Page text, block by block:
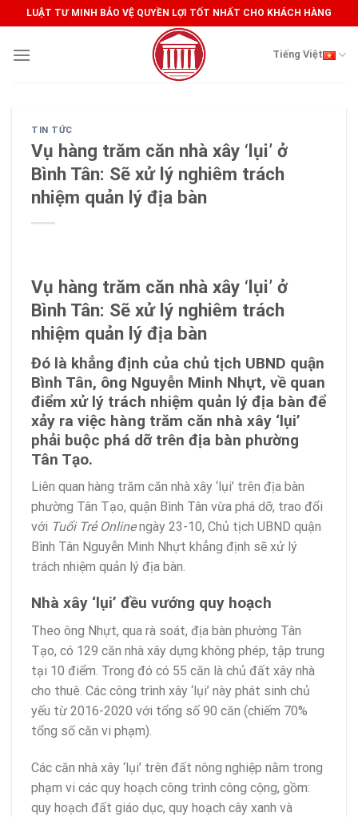
to
content
LUẬT TƯ MINH BẢO VỆ QUYỀN LỢI TỐT NHẤT CHO KHÁCH HÀNG
Tiếng Việt
TIN TỨC
Vụ hàng trăm căn nhà xây ‘lụi’ ở
Bình Tân: Sẽ xử lý nghiêm trách
nhiệm quản lý địa bàn
Vụ hàng trăm căn nhà xây ‘lụi’ ở
Bình Tân: Sẽ xử lý nghiêm trách
nhiệm quản lý địa bàn
Đó là khẳng định của chủ tịch UBND quận
Bình Tân, ông Nguyễn Minh Nhựt, về quan
điểm xử lý trách nhiệm quản lý địa bàn để
xảy ra việc hàng trăm căn nhà xây ‘lụi’
phải buộc phá dỡ trên địa bàn phường
Tân Tạo.
Liên quan hàng trăm căn nhà xây ‘lụi’ trên địa bàn
phường Tân Tạo, quận Bình Tân vừa phá dỡ, trao đổi
với Tuổi Trẻ Onlinengày 23-10, Chủ tịch UBND quận
Bình Tân Nguyễn Minh Nhựt khẳng định sẽ xử lý
trách nhiệm quản lý địa bàn.
Nhà xây ‘lụi’ đều vướng quy hoạch
Theo ông Nhựt, qua rà soát, địa bàn phường Tân
Tạo, có 129 căn nhà xây dựng không phép, tập trung
tại 10 điểm. Trong đó có 55 căn là chủ đất xây nhà
cho thuê. Các công trình xây ‘lụi’ này phát sinh chủ
yếu từ 2016-2020 với tổng số 90 căn (chiếm 70%
tổng số căn vi phạm).
Các căn nhà xây ‘lụi’ trên đất nông nghiệp nằm trong
phạm vi các quy hoạch công trình công cộng, gồm:
quy hoạch đất giáo dục, quy hoạch cây xanh và